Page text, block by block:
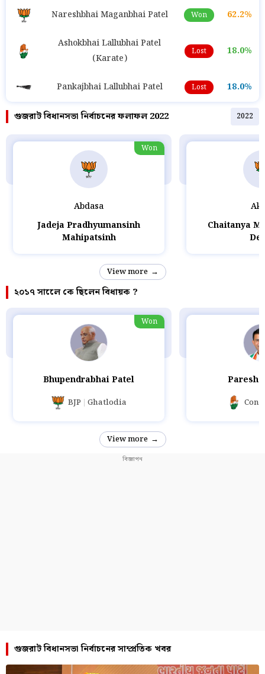
Nareshbhai Maganbhai Patel Won 62.2%
Ashokbhai Lallubhai Patel
(Karate)
Lost 18.0%
Pankajbhai Lallubhai Patel Lost 18.0%
গুজরাট বিধানসভা নির্বাচনের ফলাফল 2022 2022
Abdasa
Jadeja Pradhyumansinh
Mahipatsinh
Won
Chaitanya
View more
২০১৭ সালেে কে ছিলেন বিধায়ক ?
Bhupendrabhai Patel
BJP Ghatlodia
Won
Paresh
Cong
View more
গুজরাট বিধানসভা নির্বাচনের সাম্প্রতিক খবর